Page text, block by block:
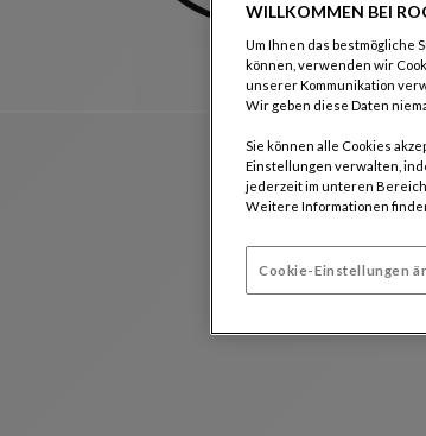
WILLKOMMEN BEI
Um Ihnen das bestmögliche
können, verwenden wir
unserer Kommunikation
Wir geben diese Daten
Sie können alle Cookies
Einstellungen verwalten,
jederzeit im unteren
Weitere Informationen
Cookie-Einstellungen